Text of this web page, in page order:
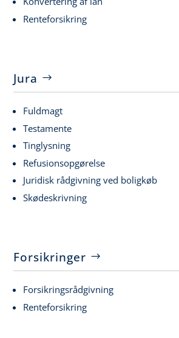
Renteforsikring
Jura
Fuldmagt
Testamente
Tinglysning
Refusionsopgørelse
Juridisk rådgivning ved boligkøb
Skødeskrivning
Forsikringer
Forsikringsrådgivning
Renteforsikring